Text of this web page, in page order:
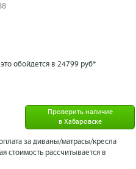
обойдется в 24799 рyб*
Проверить наличие
в Хабаровске
за диваны/матрасы/кресла
стоимость рассчитывается в